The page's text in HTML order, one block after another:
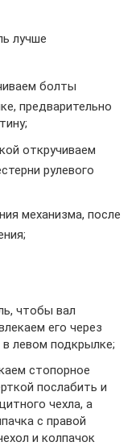
лучше
болты
предварительно
откручиваем
рулевого
механизма, после
чтобы вал
его через
в левом подкрылке;
стопорное
послабить и
чехла, а
с правой
и колпачок